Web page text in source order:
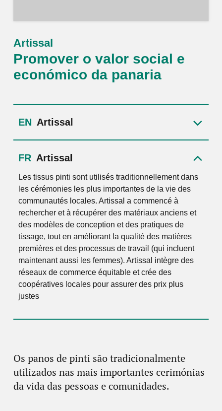
Artissal
Promover o valor social e
económico da panaria
Artissal
Artissal
Les tissus pinti sont utilisés traditionnellement dans
les cérémonies les plus importantes de la vie des
communautés locales. Artissal a commencé à
rechercher et à récupérer des matériaux anciens et
des modèles de conception et des pratiques de
tissage, tout en améliorant la qualité des matières
premières et des processus de travail (qui incluent
maintenant aussi les femmes). Artissal intègre des
réseaux de commerce équitable et crée des
coopératives locales pour assurer des prix plus
justes
Os panos de pinti são tradicionalmente
utilizados nas mais importantes cerimónias
da vida das pessoas e comunidades.